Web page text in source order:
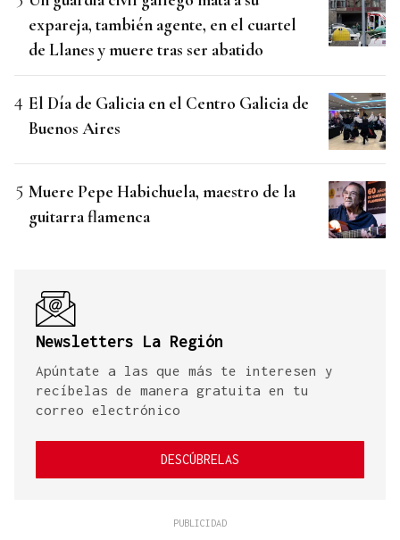
expareja, también agente, en el cuartel
de Llanes y muere tras ser abatido
El Día de Galicia en el Centro Galicia de
Buenos Aires
Muere Pepe Habichuela, maestro de la
guitarra flamenca
Newsletters La Región
Apúntate a las que más te interesen y
recíbelas de manera gratuita en tu
correo electrónico
DESCÚBRELAS